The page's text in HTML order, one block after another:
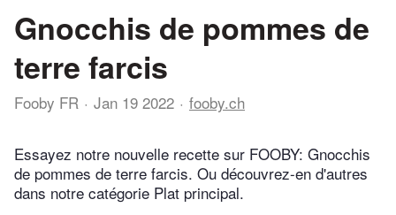
Gnocchis de pommes de
terre farcis
Fooby FR Jan 19 2022 fooby.ch
Essayez notre nouvelle recette sur FOOBY: Gnocchis
de pommes de terre farcis. Ou découvrez-en d'autres
dans notre catégorie Plat principal.